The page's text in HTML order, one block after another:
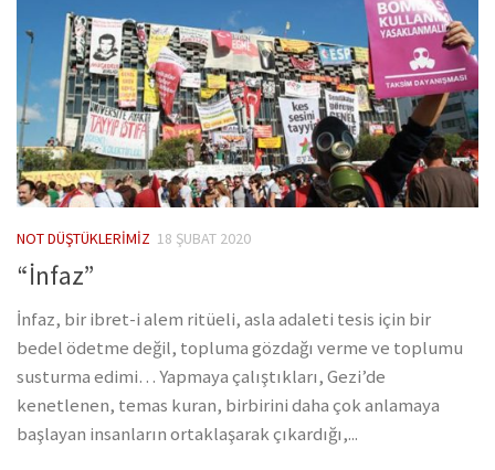
NOT DÜŞTÜKLERIMIZ 18 ŞUBAT 2020
“İnfaz”
İnfaz, bir ibret-i alem ritüeli, asla adaleti tesis için bir
bedel ödetme değil, topluma gözdağı verme ve toplumu
susturma edimi… Yapmaya çalıştıkları, Gezi’de
kenetlenen, temas kuran, birbirini daha çok anlamaya
başlayan insanların ortaklaşarak çıkardığı,...